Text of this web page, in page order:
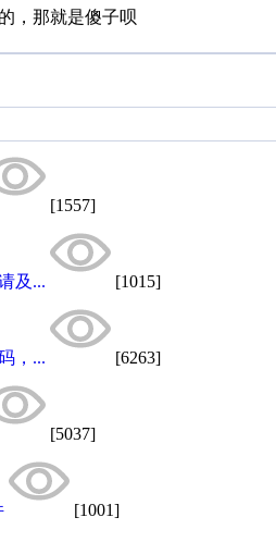
，那就是傻子呗
[1557]
及... [1015]
，... [6263]
[5037]
[1001]